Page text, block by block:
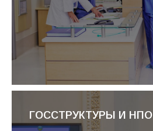
ГОССТРУКТУРЫ И НПО